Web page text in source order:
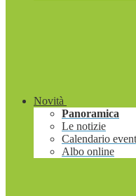
Novità
Panoramica
Le notizie
Calendario
Albo online